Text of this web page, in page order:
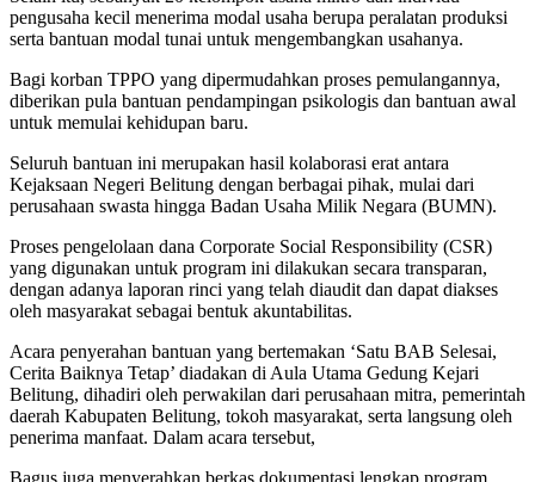
pengusaha kecil menerima modal usaha berupa peralatan produksi
serta bantuan modal tunai untuk mengembangkan usahanya.
Bagi korban TPPO yang dipermudahkan proses pemulangannya,
diberikan pula bantuan pendampingan psikologis dan bantuan awal
untuk memulai kehidupan baru.
Seluruh bantuan ini merupakan hasil kolaborasi erat antara
Kejaksaan Negeri Belitung dengan berbagai pihak, mulai dari
perusahaan swasta hingga Badan Usaha Milik Negara (BUMN).
Proses pengelolaan dana Corporate Social Responsibility (CSR)
yang digunakan untuk program ini dilakukan secara transparan,
dengan adanya laporan rinci yang telah diaudit dan dapat diakses
oleh masyarakat sebagai bentuk akuntabilitas.
Acara penyerahan bantuan yang bertemakan ‘Satu BAB Selesai,
Cerita Baiknya Tetap’ diadakan di Aula Utama Gedung Kejari
Belitung, dihadiri oleh perwakilan dari perusahaan mitra, pemerintah
daerah Kabupaten Belitung, tokoh masyarakat, serta langsung oleh
penerima manfaat. Dalam acara tersebut,
Bagus juga menyerahkan berkas dokumentasi lengkap program